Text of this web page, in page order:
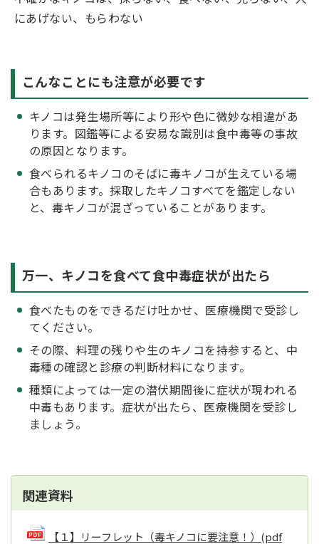
にあげない、もらわない
こんなことにも注意が必要です
キノコは発生場所等により形や色に微妙な相違があ
ります。図鑑等による安易な識別は食中毒等の事故
の原因となります。
食べられるキノコのそばに毒キノコが生えている場
合もあります。採取したキノコすべてを鑑定しない
と、毒キノコが混ざっていることがあります。
万一、キノコを食べて食中毒症状が出たら
食べたものをできるだけ吐かせ、医療機関で受診し
てください。
その際、料理の残りや生のキノコを持参すると、中
毒種の確認と診療の判断材料になります。
種類によっては一定の潜伏期間後に症状が現われる
中毒もあります。症状が出たら、医療機関を受診し
ましょう。
関連資料
【１】リーフレット（毒キノコに要注意！） (pdf